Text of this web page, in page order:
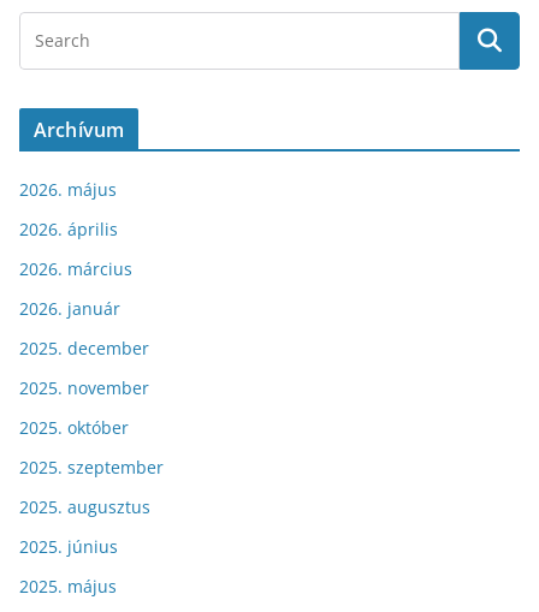
Archívum
2026. május
2026. április
2026. március
2026. január
2025. december
2025. november
2025. október
2025. szeptember
2025. augusztus
2025. június
2025. május